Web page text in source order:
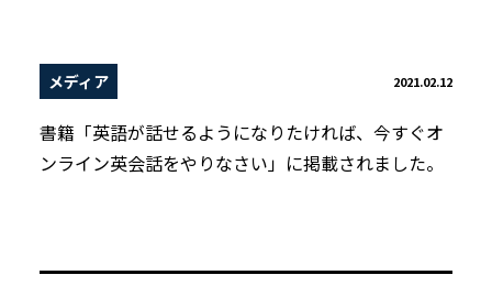
メディア 2021.02.12
書籍「英語が話せるようになりたければ、今すぐオ
ンライン英会話をやりなさい」に掲載されました。